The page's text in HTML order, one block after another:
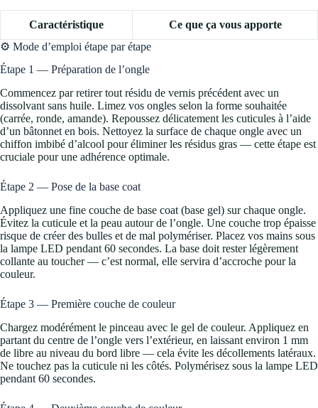
Caractéristique
Ce que ça vous apporte
⚙️ Mode d’emploi étape par étape
Étape 1 — Préparation de l’ongle
Commencez par retirer tout résidu de vernis précédent avec un
dissolvant sans huile. Limez vos ongles selon la forme souhaitée
(carrée, ronde, amande). Repoussez délicatement les cuticules à l’aide
d’un bâtonnet en bois. Nettoyez la surface de chaque ongle avec un
chiffon imbibé d’alcool pour éliminer les résidus gras — cette étape est
cruciale pour une adhérence optimale.
Étape 2 — Pose de la base coat
Appliquez une fine couche de base coat (base gel) sur chaque ongle.
Évitez la cuticule et la peau autour de l’ongle. Une couche trop épaisse
risque de créer des bulles et de mal polymériser. Placez vos mains sous
la lampe LED pendant 60 secondes. La base doit rester légèrement
collante au toucher — c’est normal, elle servira d’accroche pour la
couleur.
Étape 3 — Première couche de couleur
Chargez modérément le pinceau avec le gel de couleur. Appliquez en
partant du centre de l’ongle vers l’extérieur, en laissant environ 1 mm
de libre au niveau du bord libre — cela évite les décollements latéraux.
Ne touchez pas la cuticule ni les côtés. Polymérisez sous la lampe LED
pendant 60 secondes.